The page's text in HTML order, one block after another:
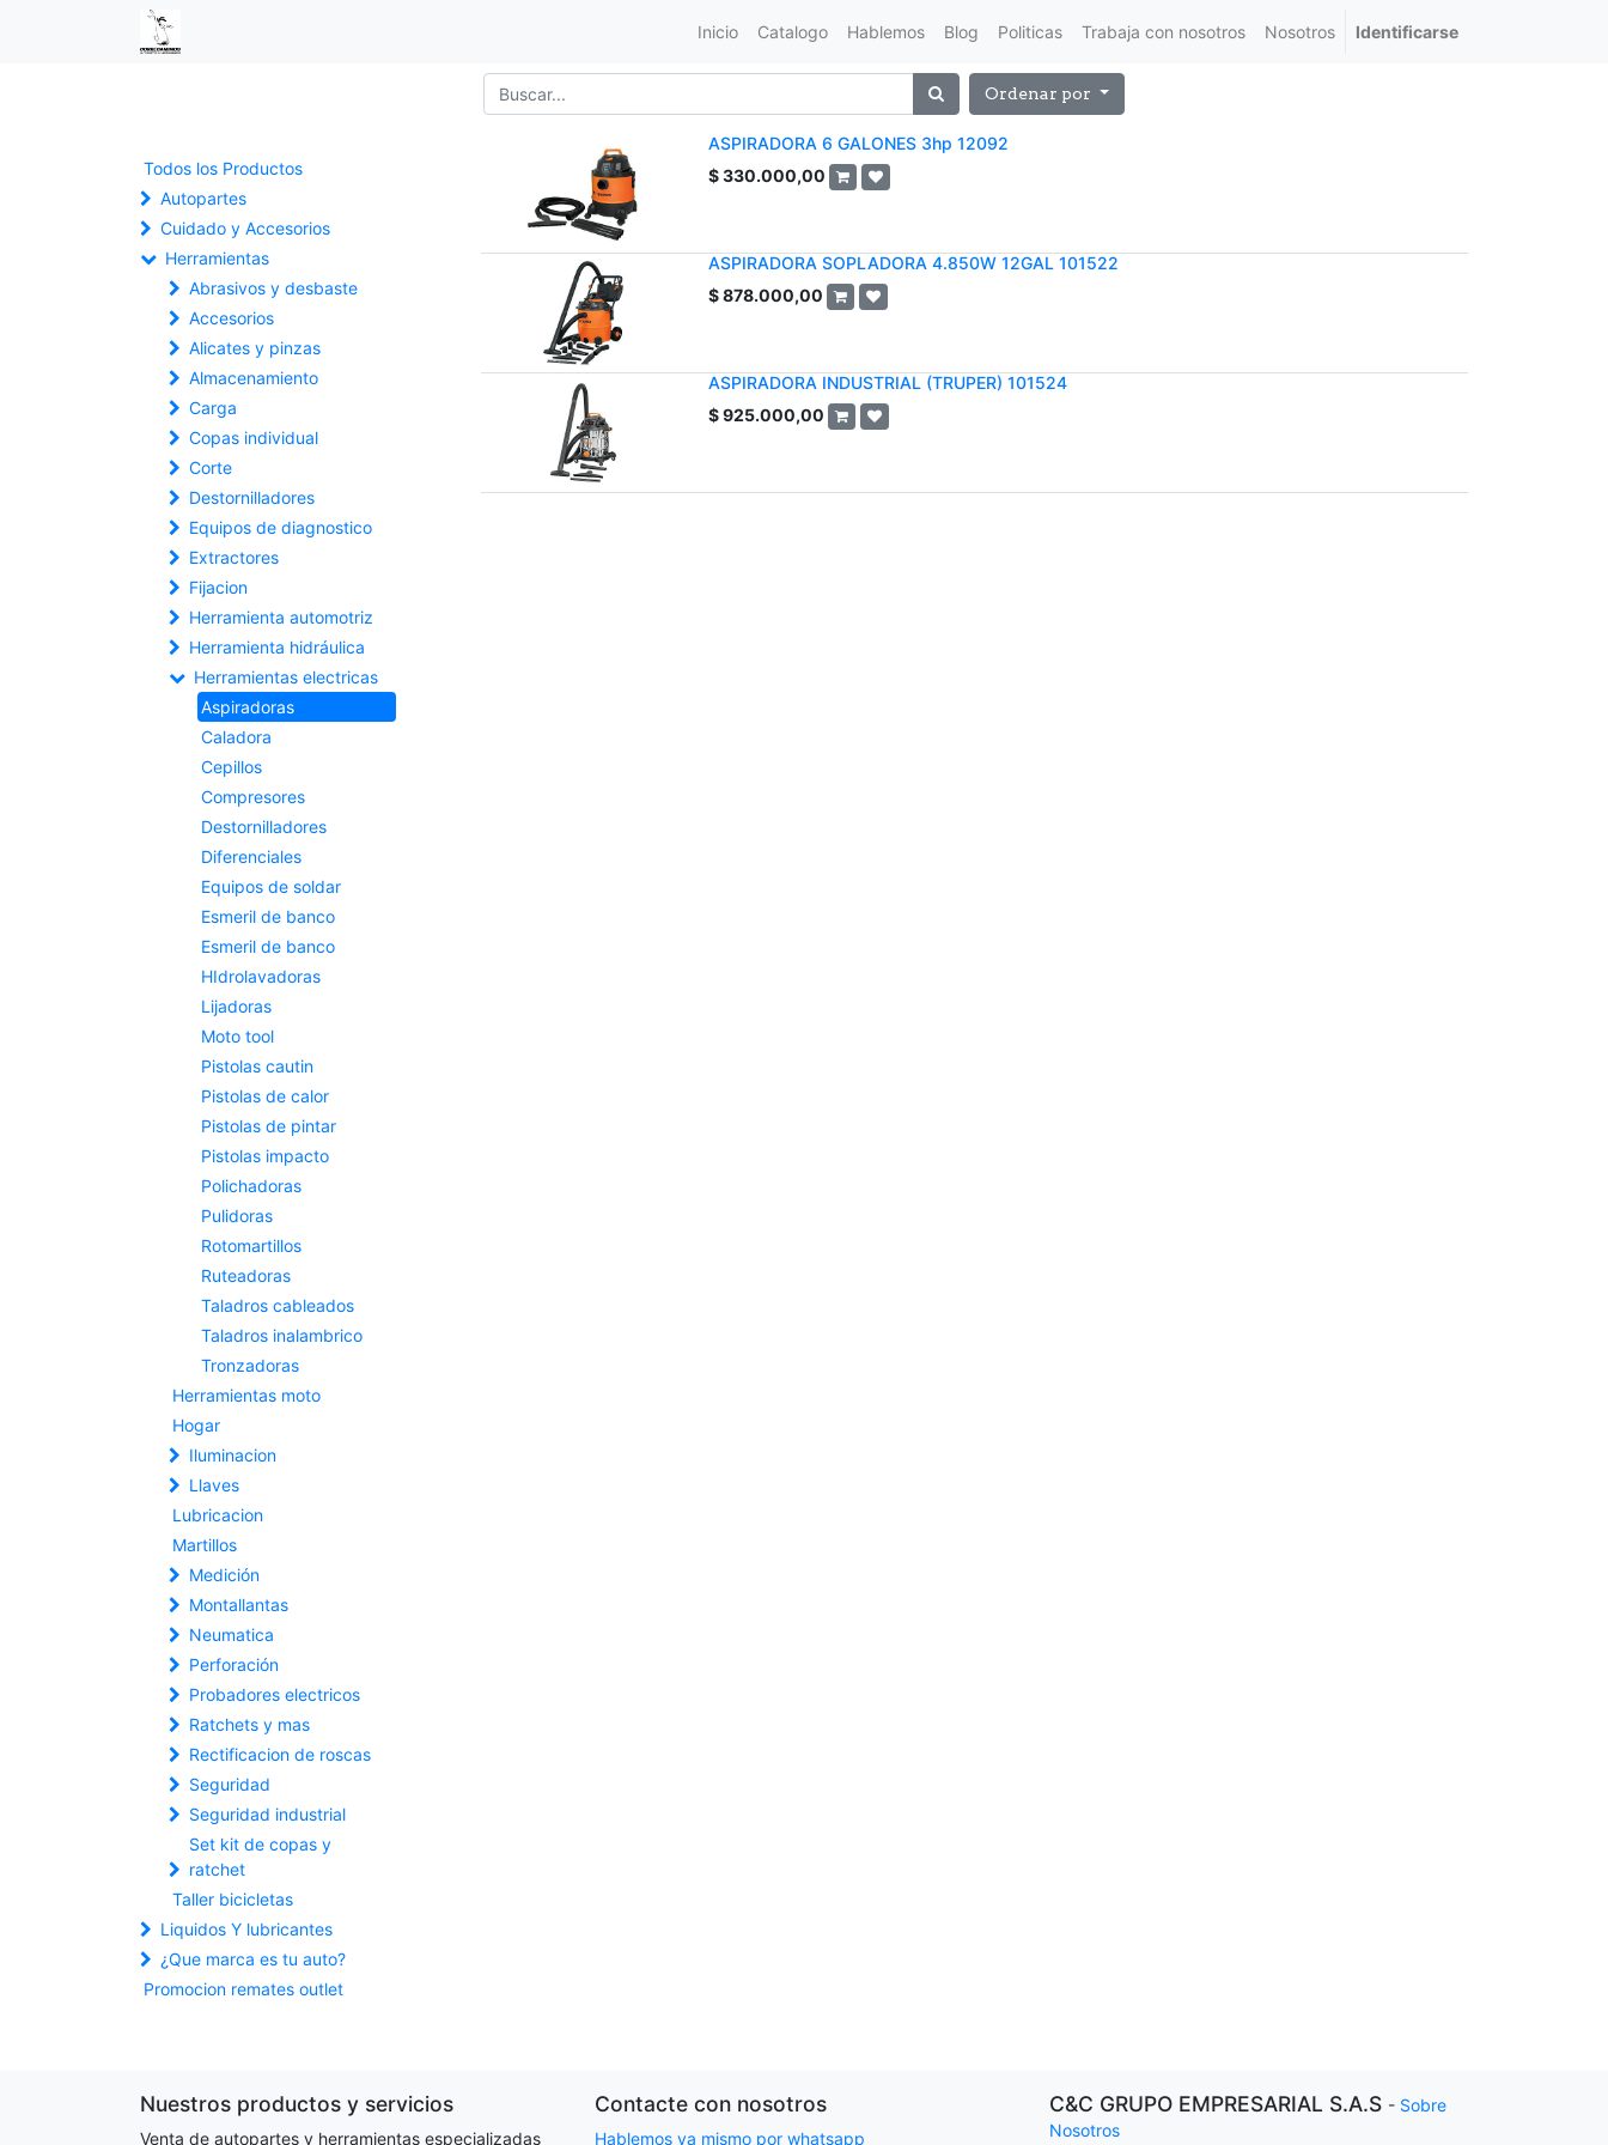
Inicio Catalogo Hablemos Blog Politicas Trabaja con nosotros Nosotros Identificarse
Ordenar por
Todos los Productos
Autopartes
Cuidado y Accesorios
Herramientas
Abrasivos y desbaste
Accesorios
Alicates y pinzas
Almacenamiento
Carga
Copas individual
Corte
Destornilladores
Equipos de diagnostico
Extractores
Fijacion
Herramienta automotriz
Herramienta hidráulica
Herramientas electricas
Aspiradoras
Caladora
Cepillos
Compresores
Destornilladores
Diferenciales
Equipos de soldar
Esmeril de banco
Esmeril de banco
HIdrolavadoras
Lijadoras
Moto tool
Pistolas cautin
Pistolas de calor
Pistolas de pintar
Pistolas impacto
Polichadoras
Pulidoras
Rotomartillos
Ruteadoras
Taladros cableados
Taladros inalambrico
Tronzadoras
Herramientas moto
Hogar
Iluminacion
Llaves
Lubricacion
Martillos
Medición
Montallantas
Neumatica
Perforación
Probadores electricos
Ratchets y mas
Rectificacion de roscas
Seguridad
Seguridad industrial
Set kit de copas y
ratchet
Taller bicicletas
Liquidos Y lubricantes
¿Que marca es tu auto?
Promocion remates outlet
ASPIRADORA 6 GALONES 3hp 12092
$330.000,00
ASPIRADORA SOPLADORA 4.850W 12GAL 101522
$878.000,00
ASPIRADORA INDUSTRIAL (TRUPER) 101524
$925.000,00
Nuestros productos y servicios
Venta de autopartes y herramientas especializadas
Contacte con nosotros
Hablemos ya mismo por whatsapp
C&C GRUPO EMPRESARIAL S.A.S - Sobre
Nosotros